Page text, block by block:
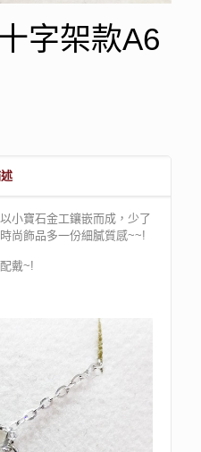
字架款A6
小寶石金工鑲嵌而成，少了
尚飾品多一份細膩質感~~!
戴~!